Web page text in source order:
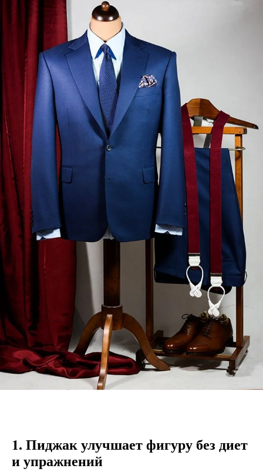
1. Пиджак улучшает фигуру без диет
и упражнений